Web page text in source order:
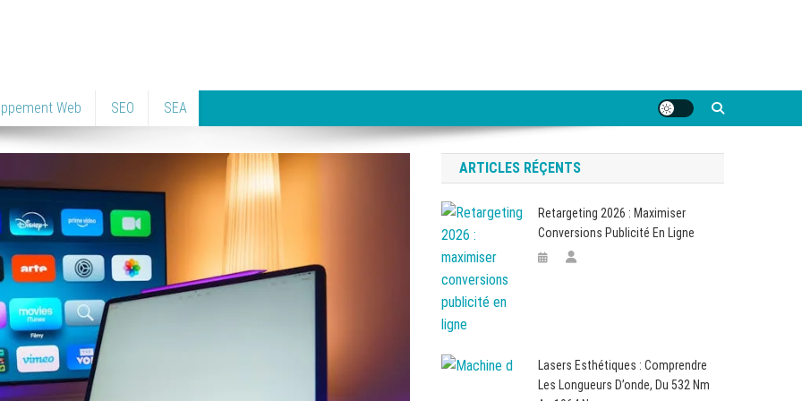
Web SEO SEA
ARTICLES RÉÇENTS
Retargeting 2026 : Maximiser
Conversions Publicité En Ligne
Lasers Esthétiques : Comprendre
Les Longueurs D’onde, Du 532 Nm